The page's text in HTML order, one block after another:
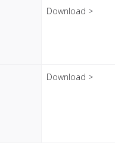
Download >
Download >